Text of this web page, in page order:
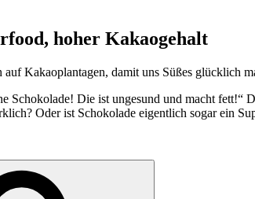
hoher Kakaogehalt
Kakaoplantagen, damit uns Süßes glücklich
Schokolade! Die ist ungesund und macht
Oder ist Schokolade eigentlich sogar ein